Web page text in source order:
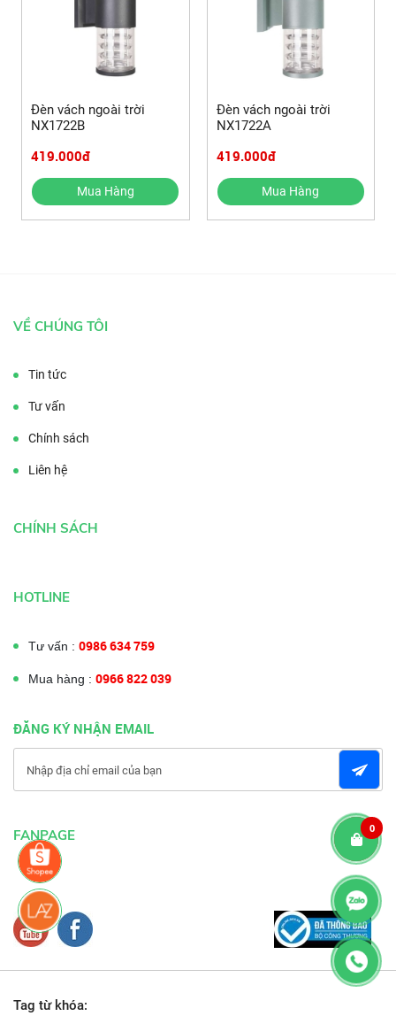
Đèn vách ngoài trời
NX1722B
419.000đ
Mua Hàng
Đèn vách ngoài trời
NX1722A
419.000đ
Mua Hàng
VỀ CHÚNG TÔI
Tin tức
Tư vấn
Chính sách
Liên hệ
CHÍNH SÁCH
HOTLINE
Tư vấn : 0986 634 759
Mua hàng : 0966 822 039
ĐĂNG KÝ NHẬN EMAIL
FANPAGE
Tag từ khóa:
0